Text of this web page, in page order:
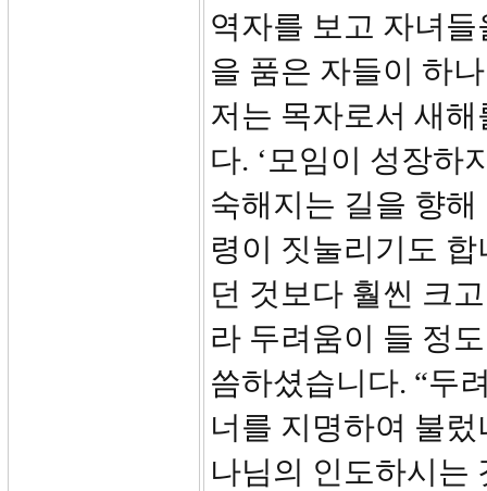
역자를 보고 자녀
을 품은 자들이 하
저는 목자로서 새
다. ‘모임이 성장하
숙해지는 길을 향해
령이 짓눌리기도
던 것보다 훨씬 크
라 두려움이 들 정
씀하셨습니다. “두
너를 지명하여 불
나님의 인도하시는